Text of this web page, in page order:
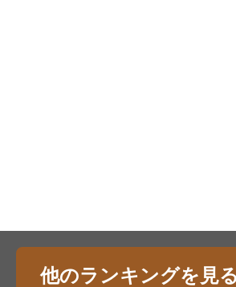
他のランキングを見る